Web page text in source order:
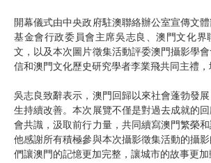
開幕儀式由中央政府駐澳聯絡辦公室宣傳文
基金會行政委員會主席吳志良、澳門文化界
文，以及本次圖片徵集活動評委澳門攝影學
信和澳門文化歷史研究學者李業飛共同主禮，
吳志良致辭表示，澳門回歸以來社會蓬勃發
生持續改善。本次展覽不僅是對過去成就的
會共識，汲取前行力量，共同續寫澳門繁榮
他感謝所有積極參與本次攝影徵集活動的攝
們讓澳門的記憶更加完整，讓城市的故事更加